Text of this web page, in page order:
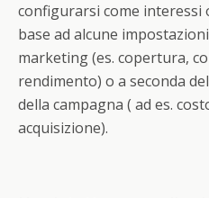
configurarsi come interessi
base ad alcune
marketing (es. copertura,
rendimento) o a seconda
della campagna ( ad es.
acquisizione).